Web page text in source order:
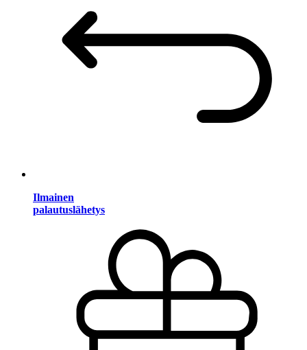
Ilmainen
palautuslähetys